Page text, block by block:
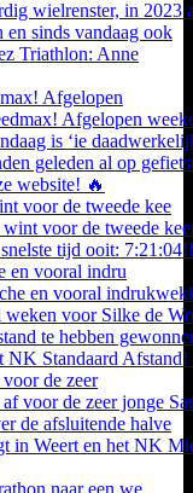
Afgelopen
voor de tweede kee
en vooral indru
de zeer
naar een we